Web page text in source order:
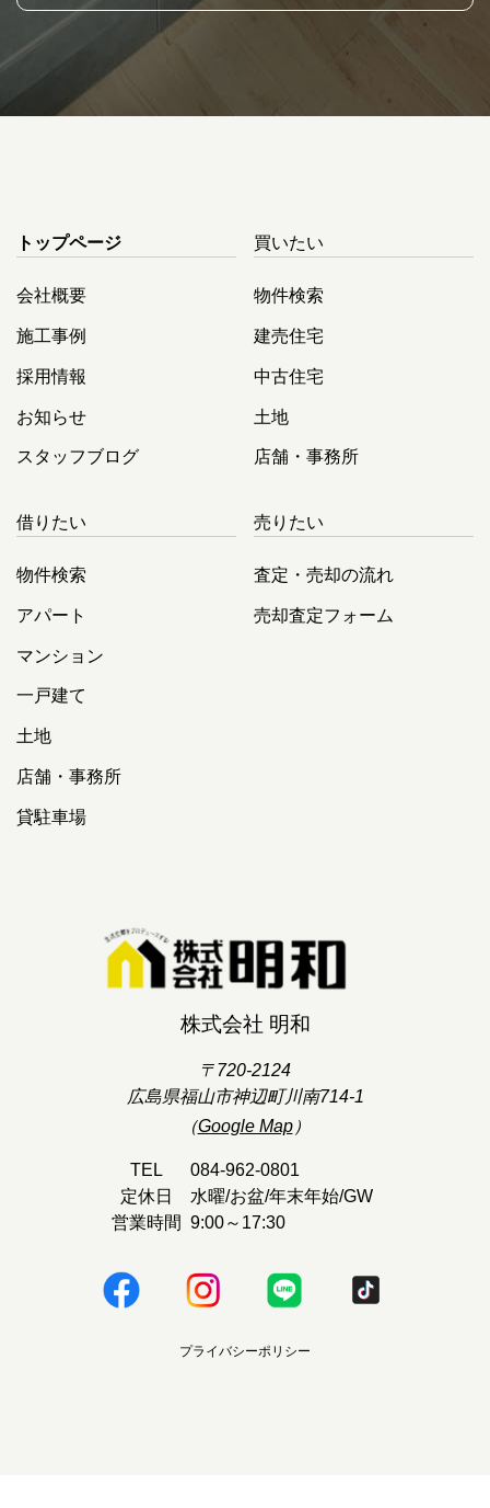
トップページ
会社概要
施工事例
採用情報
お知らせ
スタッフブログ
買いたい
物件検索
建売住宅
中古住宅
土地
店舗・事務所
借りたい
物件検索
アパート
マンション
一戸建て
土地
店舗・事務所
貸駐車場
売りたい
査定・売却の流れ
売却査定フォーム
株式会社 明和
〒720-2124
広島県福山市神辺町川南714-1
（Google Map）
TEL
084-962-0801
定休日
水曜/お盆/年末年始/GW
営業時間 9:00～17:30
プライバシーポリシー